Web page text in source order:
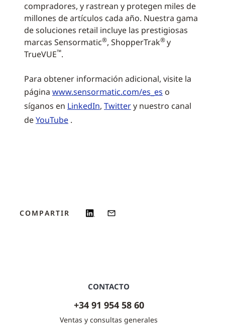
compradores, y rastrean y protegen miles de
millones de artículos cada año. Nuestra gama
de soluciones retail incluye las prestigiosas
marcas Sensormatic®, ShopperTrak®y
TrueVUE™.
Para obtener información adicional, visite la
página www.sensormatic.com/es_es o
síganos en LinkedIn, Twittery nuestro canal
deYouTube .
COMPARTIR
CONTACTO
+34 91 954 58 60
Ventas y consultas generales